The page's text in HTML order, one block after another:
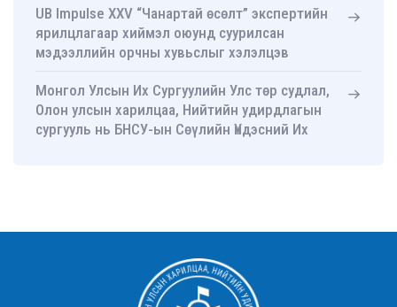
UB Impulse XXV “Чанартай өсөлт” экспертийн
ярилцлагаар хиймэл оюунд суурилсан
мэдээллийн орчны хувьслыг хэлэлцэв
Монгол Улсын Их Сургуулийн Улс төр судлал,
Олон улсын харилцаа, Нийтийн удирдлагын
сургууль нь БНСУ-ын Сөүлийн Үндэсний Их
гавьяаны улаан тугийн одонгоор шагнууллаа
УТСОУХНУС-ийн Улс төр судлалын тэнхимийн